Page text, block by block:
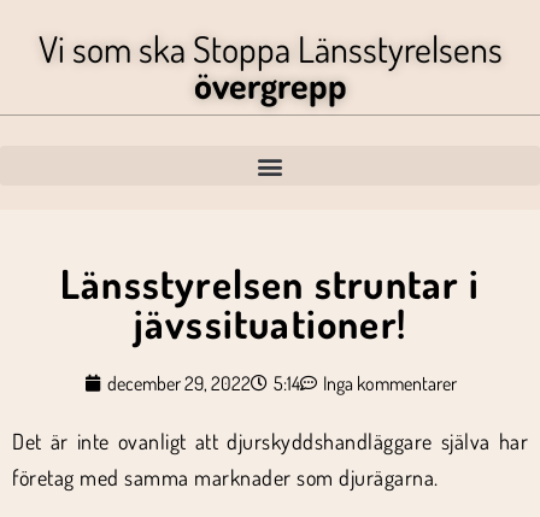
Vi som ska Stoppa Länsstyrelsens
övergrepp
Länsstyrelsen struntar i
jävssituationer!
december 29, 2022 5:14 Inga kommentarer
Det är inte ovanligt att djurskyddshandläggare själva har
företag med samma marknader som djurägarna.